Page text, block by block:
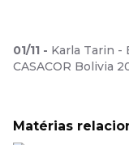
01/11 - Karla Tarin
CASACOR Bolivia
Matérias